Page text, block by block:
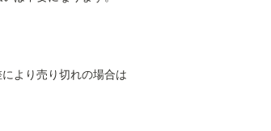
より売り切れの場合は